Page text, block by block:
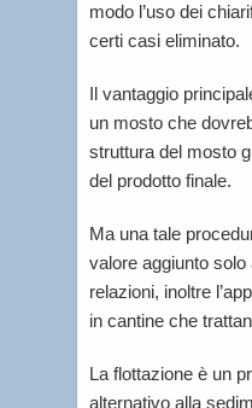
modo l’uso dei
certi casi eliminato.
Il vantaggio
un mosto che
struttura del mosto
del prodotto finale.
Ma una tale
valore aggiunto
relazioni, inoltre
in cantine che
La flottazione è un
alternativo alla